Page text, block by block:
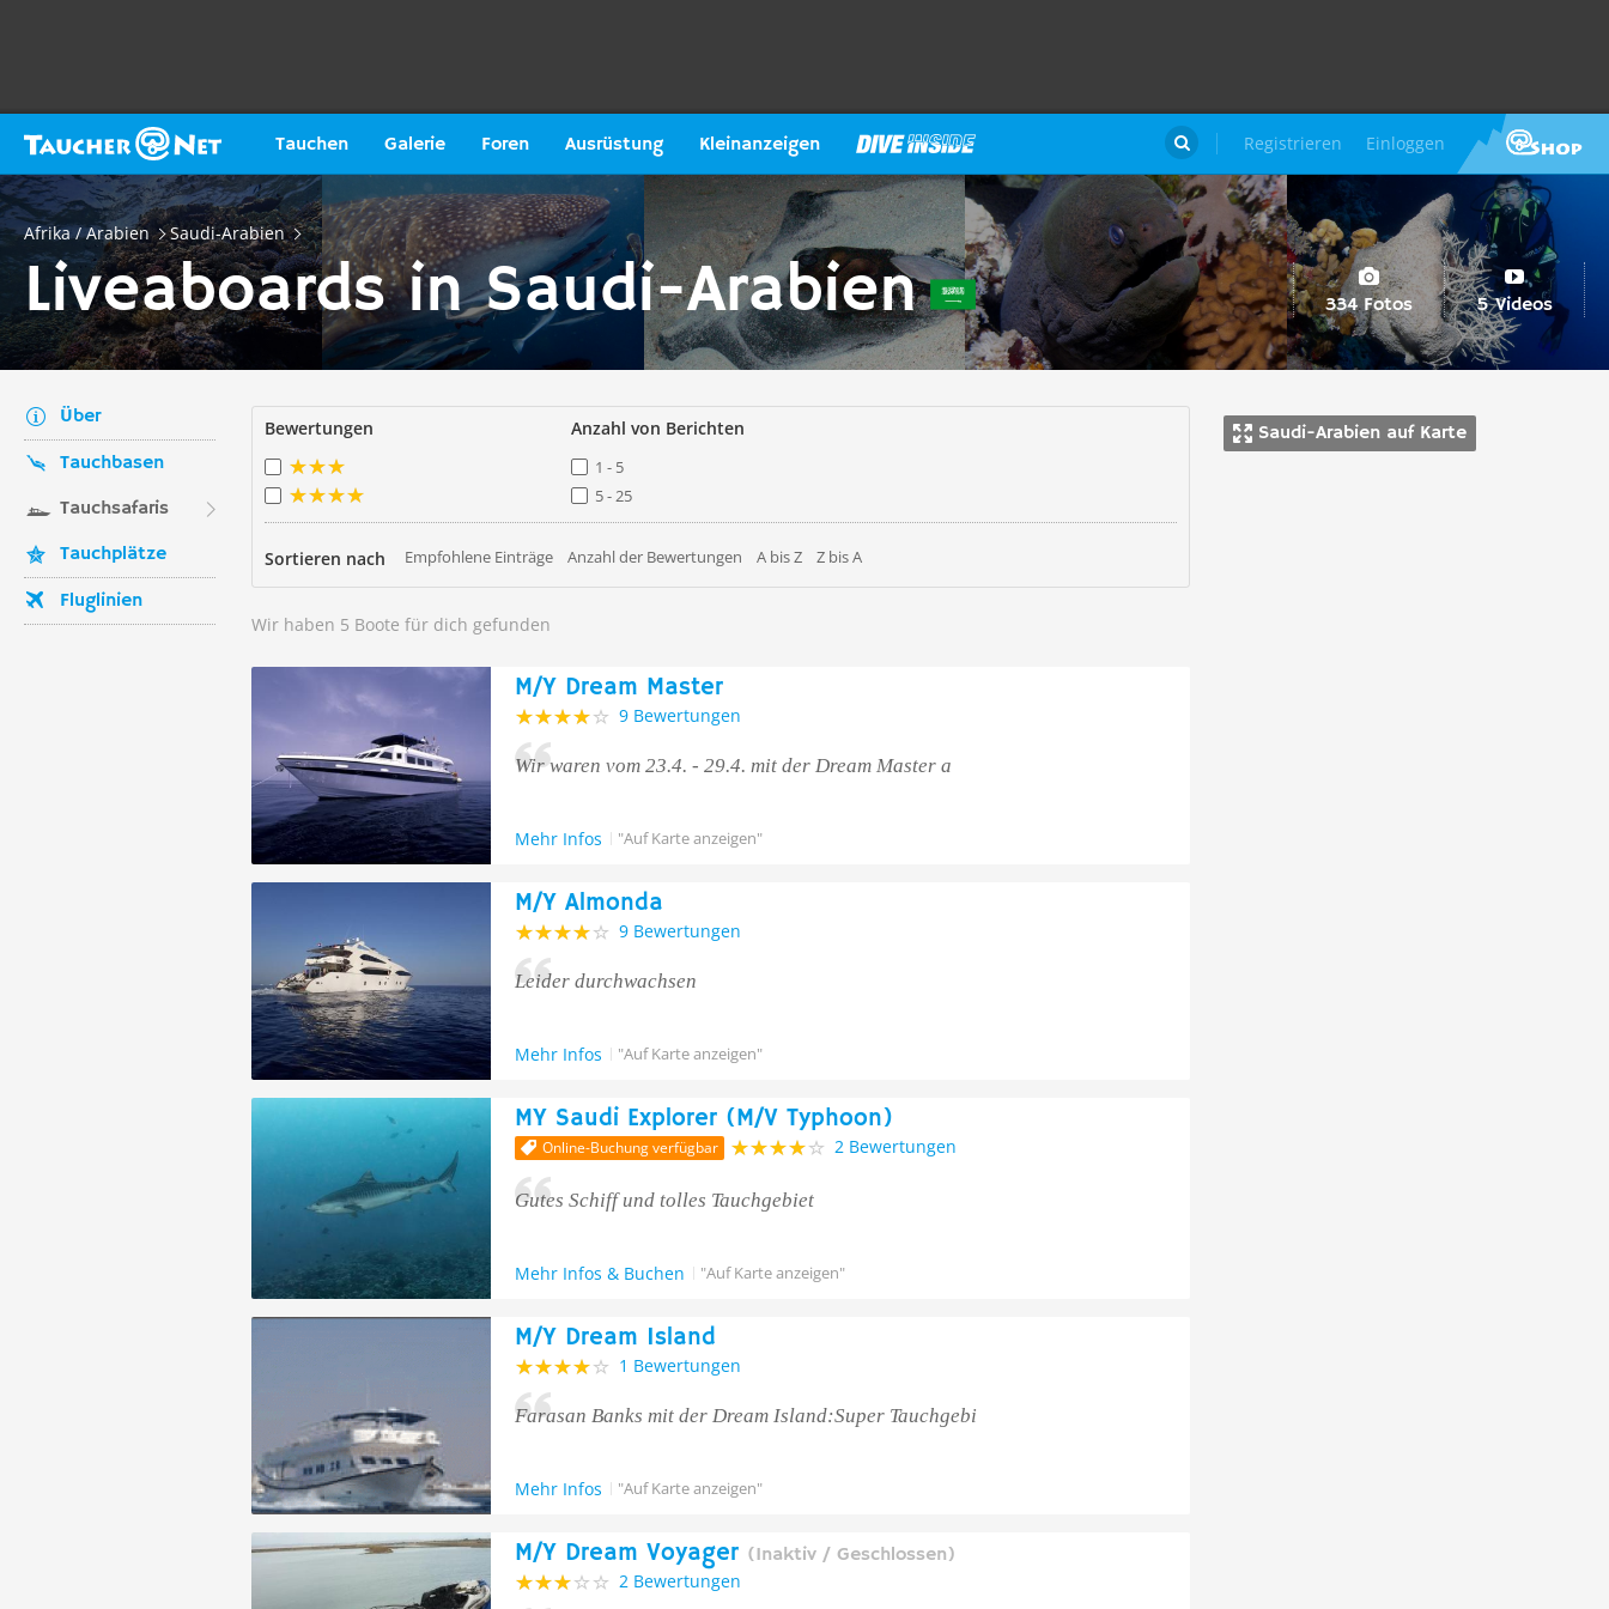
Tauchen Galerie Foren Ausrüstung Kleinanzeigen Registrieren Einloggen

334 Fotos 5 Videos
Afrika / Arabien Saudi-Arabien
Liveaboards in Saudi-Arabien
Über
Tauchbasen
Tauchsafaris
Tauchplätze
Fluglinien
Saudi-Arabien auf Karte
Bewertungen Anzahl von Berichten
1 - 5
5 - 25
Sortieren nach Empfohlene Einträge Anzahl der Bewertungen A bis Z Z bis A
Wir haben 5 Boote für dich gefunden
M/Y Dream Master
9 Bewertungen
Wir waren vom 23.4. - 29.4. mit der Dream Master a
Mehr Infos "Auf Karte anzeigen"
M/Y Almonda
9 Bewertungen
Leider durchwachsen
Mehr Infos "Auf Karte anzeigen"
MY Saudi Explorer (M/V Typhoon)
Online-Buchung verfügbar 2 Bewertungen
Gutes Schiff und tolles Tauchgebiet
Mehr Infos & Buchen "Auf Karte anzeigen"
M/Y Dream Island
1 Bewertungen
Farasan Banks mit der Dream Island:Super Tauchgebi
Mehr Infos "Auf Karte anzeigen"
M/Y Dream Voyager (Inaktiv / Geschlossen)
2 Bewertungen